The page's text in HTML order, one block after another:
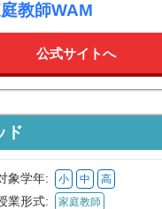
教師WAM
公式サイトへ
ド
象学年: 小 中 高
業形式: 家庭教師